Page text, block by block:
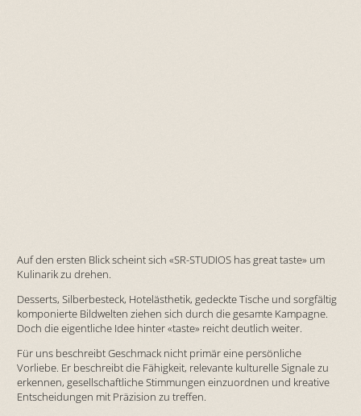
Auf den ersten Blick scheint sich «SR-STUDIOS has great taste» um
Kulinarik zu drehen.
Desserts, Silberbesteck, Hotelästhetik, gedeckte Tische und sorgfältig
komponierte Bildwelten ziehen sich durch die gesamte Kampagne.
Doch die eigentliche Idee hinter «taste» reicht deutlich weiter.
Für uns beschreibt Geschmack nicht primär eine persönliche
Vorliebe. Er beschreibt die Fähigkeit, relevante kulturelle Signale zu
erkennen, gesellschaftliche Stimmungen einzuordnen und kreative
Entscheidungen mit Präzision zu treffen.